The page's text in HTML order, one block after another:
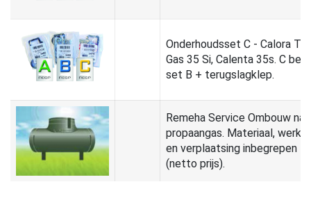
Onderhoudsset C - Calora
Gas 35 Si, Calenta 35s. C
set B + terugslagklep.
Remeha Service Ombouw
propaangas. Materiaal,
en verplaatsing inbegrepen
(netto prijs).